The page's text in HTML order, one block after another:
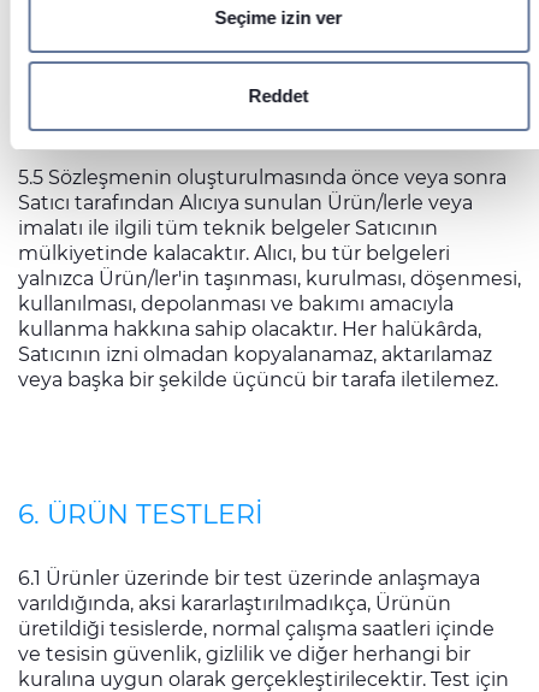
İçeriği ve reklamları kişiselleştirmek, sosyal medya
özellikleri sunmak ve trafiği analiz etmek için çerezler
kullanıyoruz. Sitemizi kullanımınızla ilgili bilgileri ayrıca
paylaşabiliriz. İş ortaklarımız, bu bilgileri kendilerine
sağladığınız veya hizmetlerini kullanırken topladıkları diğer
bilgilerle birleştirebilir.
Seçime izin ver
Reddet
ederken, orijinal iş kapsamının üretimini/işletimini
askıya alma hakkına sahip olacaktır. Söz konusu
tarihini/tarihlerini makul bir süre kadar uzatma
hakkına sahip olacaktır.
5.5 Sözleşmenin oluşturulmasında önce veya sonra
Satıcı tarafından Alıcıya sunulan Ürün/lerle veya
imalatı ile ilgili tüm teknik belgeler Satıcının
mülkiyetinde kalacaktır. Alıcı, bu tür belgeleri
yalnızca Ürün/ler'in taşınması, kurulması, döşenmesi,
kullanılması, depolanması ve bakımı amacıyla
kullanma hakkına sahip olacaktır. Her halükârda,
Satıcının izni olmadan kopyalanamaz, aktarılamaz
veya başka bir şekilde üçüncü bir tarafa iletilemez.
6. ÜRÜN TESTLERİ
6.1 Ürünler üzerinde bir test üzerinde anlaşmaya
varıldığında, aksi kararlaştırılmadıkça, Ürünün
üretildiği tesislerde, normal çalışma saatleri içinde
ve tesisin güvenlik, gizlilik ve diğer herhangi bir
kuralına uygun olarak gerçekleştirilecektir. Test için